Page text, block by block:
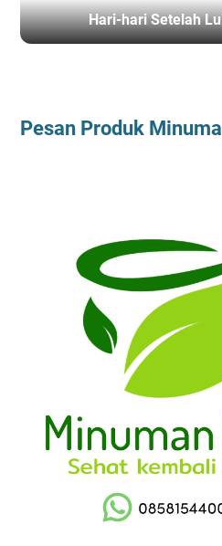
Hari-hari Setelah
Pesan Produk